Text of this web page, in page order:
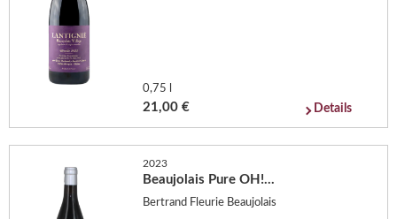
0,75 l
21,00 € Details
2023
Beaujolais Pure OH!...
Bertrand Fleurie Beaujolais